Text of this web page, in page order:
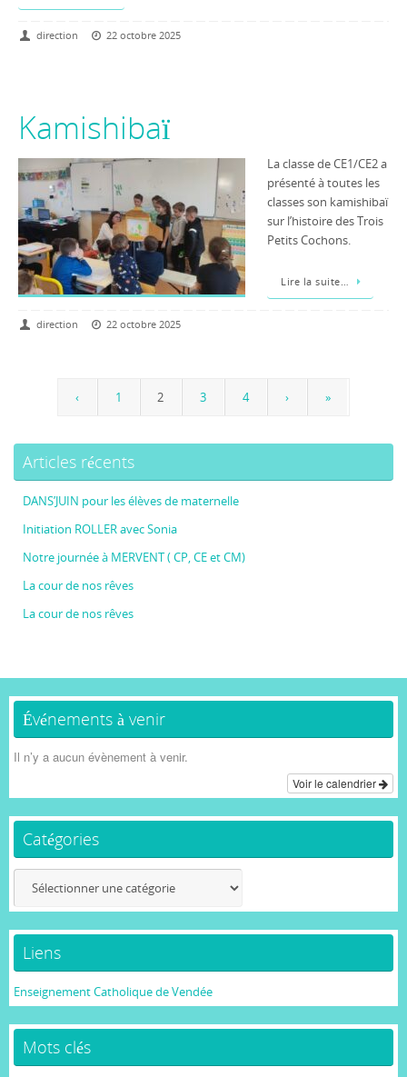
direction 22 octobre 2025
Kamishibaï
La classe de CE1/CE2 a
présenté à toutes les
classes son kamishibaï
sur l’histoire des Trois
Petits Cochons.
Lire la suite…
direction 22 octobre 2025
‹ 1 2 3 4 › »
Articles récents
DANS’JUIN pour les élèves de maternelle
Initiation ROLLER avec Sonia
Notre journée à MERVENT ( CP, CE et CM)
La cour de nos rêves
La cour de nos rêves
Événements à venir
Il n’y a aucun évènement à venir.
Voir le calendrier
Catégories
Liens
Enseignement Catholique de Vendée
Mots clés